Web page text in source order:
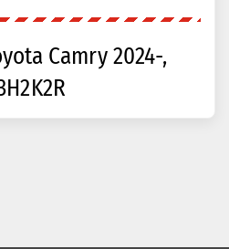
Camry 2024-,